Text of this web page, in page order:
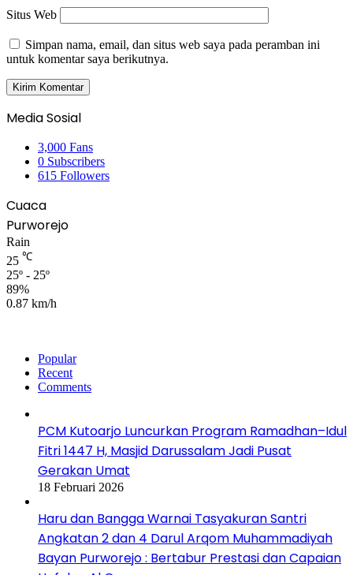
Situs Web
Simpan nama, email, dan situs web saya pada peramban ini
untuk komentar saya berikutnya.
Media Sosial
3,000 Fans
0 Subscribers
615 Followers
Cuaca
Purworejo
Rain
25 ℃
25º - 25º
89%
0.87 km/h
Popular
Recent
Comments
PCM Kutoarjo Luncurkan Program Ramadhan–Idul
Fitri 1447 H, Masjid Darussalam Jadi Pusat
Gerakan Umat
18 Februari 2026
Haru dan Bangga Warnai Tasyakuran Santri
Angkatan 2 dan 4 Darul Arqom Muhammadiyah
Bayan Purworejo : Bertabur Prestasi dan Capaian